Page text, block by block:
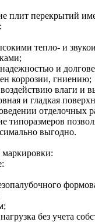
плит перекрытий
тепло- и
и
коррозии, гниению;
влаги и
и гладкая
отделочных
типоразмеров
выгодно.
без учета